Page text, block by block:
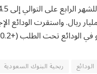
وهي أقل من المتوسط السنوي البالغ 6.8
الودائع ربحية البنوك السعودية